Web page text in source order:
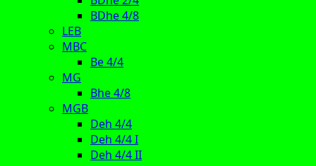
BDhe 4/8
LEB
MBC
Be 4/4
MG
Bhe 4/8
MGB
Deh 4/4
Deh 4/4 I
Deh 4/4 II